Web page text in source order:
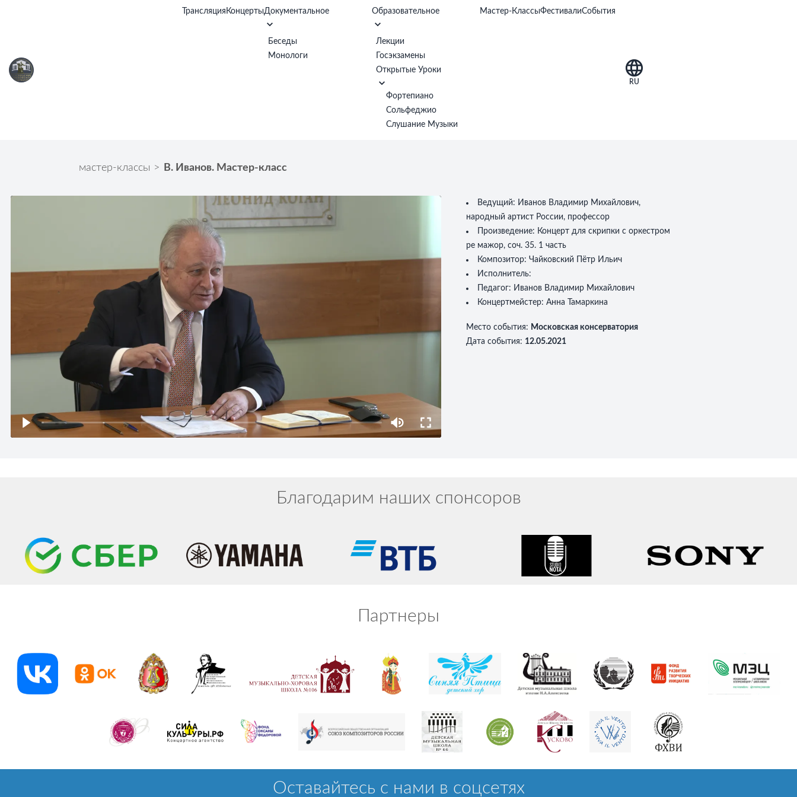
Трансляция КонцертыДокументальное
Беседы
Монологи
Образовательное
Лекции
Госэкзамены
Открытые Уроки
Фортепиано
Сольфеджио
Слушание Музыки
Мастер-КлассыФестивалиСобытия
RU
мастер-классы > В. Иванов. Мастер-класс
Ведущий: Иванов Владимир Михайлович,
народный артист России, профессор
Произведение: Концерт для скрипки с оркестром
ре мажор, соч. 35. 1 часть
Композитор:Чайковский Пётр Ильич
Исполнитель:
Педагог: Иванов Владимир Михайлович
Концертмейстер:Анна Тамаркина
Место события: Московская консерватория
Дата события: 12.05.2021
Благодарим наших спонсоров
Партнеры
Оставайтесь с нами в соцсетях